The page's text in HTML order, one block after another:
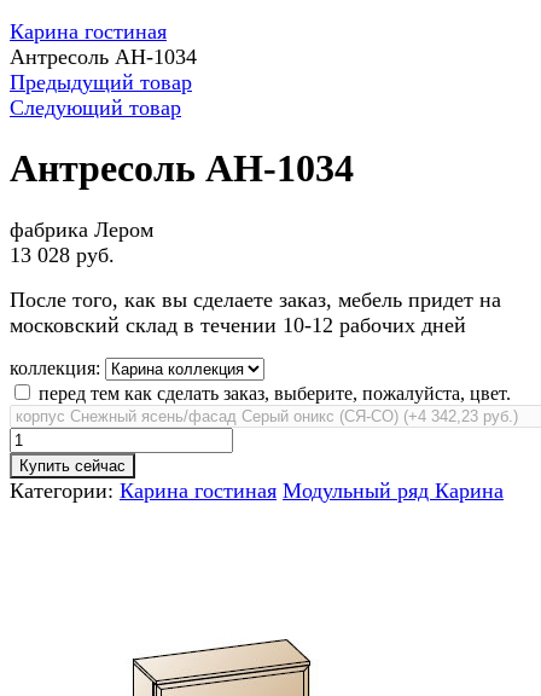
Карина гостиная
Антресоль АН-1034
Предыдущий товар
Следующий товар
Антресоль АН-1034
фабрика Лером
13 028 руб.
После того, как вы сделаете заказ, мебель придет на
московский склад в течении 10-12 рабочих дней
коллекция:
перед тем как сделать заказ, выберите, пожалуйста, цвет.
Купить сейчас
Категории: Карина гостиная Модульный ряд Карина